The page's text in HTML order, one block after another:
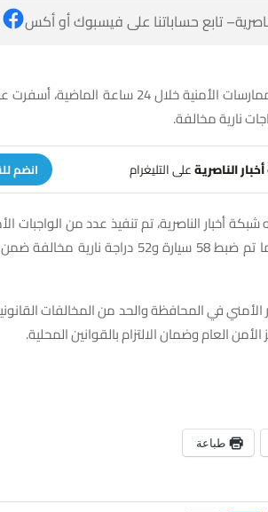
تابع حساباتنا على فيسبوك أو أكس
أعلنت شرطة ذي قار عن تنفيذ مجموعة من الممارسات الأمنية خلال 24
نارية مخالفة.
الناصريةعلى التليغرام انضم
أخبار الناصرية، تم تنفيذ عدد من الواجبات
أدت إلى القبض على 18 متهما و51 مخالفا. كما تم ضبط 58 سيارة و52
في المحافظة والحد من المخالفات
العام وضمان الالتزام بالقوانين المحلية.
طباعة